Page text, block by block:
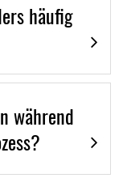
häufig
während